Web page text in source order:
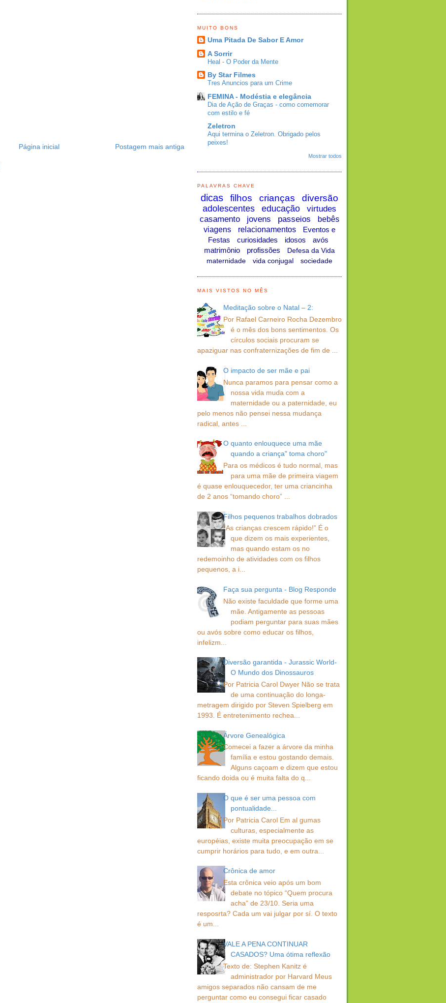
Postagem mais antiga
Página inicial
MUITO BONS
Uma Pitada De Sabor E Amor
A Sorrir
Heal - O Poder da Mente
By Star Filmes
Tres Anuncios para um Crime
FEMINA - Modéstia e elegância
Dia de Ação de Graças - como comemorar
com estilo e fé
Zeletron
Aqui termina o Zeletron. Obrigado pelos
peixes!
Mostrar todos
PALAVRAS CHAVE
dicas filhos crianças diversão
adolescentes educação
virtudes
casamento
jovens passeios
bebês
viagens
relacionamentos
Eventos e
Festas
curiosidades idosos
avós
matrimônio
profissões
Defesa da Vida
maternidade
vida conjugal sociedade
MAIS VISTOS NO MÊS
Meditação sobre o Natal – 2:
Por Rafael Carneiro Rocha Dezembro
é o mês dos bons sentimentos. Os
círculos sociais procuram se
apaziguar nas confraternizações de fim de ...
O impacto de ser mãe e pai
Nunca paramos para pensar como a
nossa vida muda com a
maternidade ou a paternidade, eu
pelo menos não pensei nessa mudança
radical, antes ...
O quanto enlouquece uma mãe
quando a criança" toma choro"
Para os médicos é tudo normal, mas
para uma mãe de primeira viagem
é quase enlouquecedor, ter uma criancinha
de 2 anos “tomando choro” ...
Filhos pequenos trabalhos dobrados
“As crianças crescem rápido!” É o
que dizem os mais experientes,
mas quando estam os no
redemoinho de atividades com os filhos
pequenos, a i...
Faça sua pergunta - Blog Responde
Não existe faculdade que forme uma
mãe. Antigamente as pessoas
podiam perguntar para suas mães
ou avós sobre como educar os filhos,
infelizm...
Diversão garantida - Jurassic World-
O Mundo dos Dinossauros
Por Patricia Carol Dwyer Não se trata
de uma continuação do longa-
metragem dirigido por Steven Spielberg em
1993. É entretenimento rechea...
Árvore Genealógica
Comecei a fazer a árvore da minha
família e estou gostando demais.
Alguns caçoam e dizem que estou
ficando doida ou é muita falta do q...
O que é ser uma pessoa com
pontualidade...
Por Patricia Carol Em al gumas
culturas, especialmente as
européias, existe muita preocupação em se
cumprir horários para tudo, e em outra...
Crônica de amor
Esta crônica veio após um bom
debate no tópico “Quem procura
acha” de 23/10. Seria uma
resposrta? Cada um vai julgar por sí. O texto
é um...
VALE A PENA CONTINUAR
CASADOS? Uma ótima reflexão
Texto de: Stephen Kanitz é
administrador por Harvard Meus
amigos separados não cansam de me
perguntar como eu consegui ficar casado